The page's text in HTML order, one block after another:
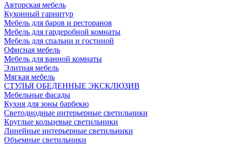
Авторская мебель
Кухонный гарнитур
Мебель для баров и ресторанов
Мебель для гардеробной комнаты
Мебель для спальни и гостиной
Офисная мебель
Мебель для ванной комнаты
Элитная мебель
Мягкая мебель
СТУЛЬЯ ОБЕДЕННЫЕ ЭКСКЛЮЗИВ
Мебельные фасады
Кухня для зоны барбекю
Светодиодные интерьерные светильники
Круглые кольцевые светильники
Линейные интерьерные светильники
Объемные светильники